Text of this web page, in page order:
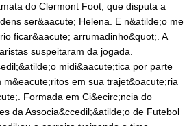
do Clermont Foot, que disputa a
ser&aacute; Helena. E n&atilde;o me
ficar&aacute; arrumadinho&quot;. A
suspeitaram da jogada.
midi&aacute;tica por parte
em sua trajet&oacute;ria
Formada em Ci&ecirc;ncia do
da Associa&ccedil;&atilde;o de Futebol